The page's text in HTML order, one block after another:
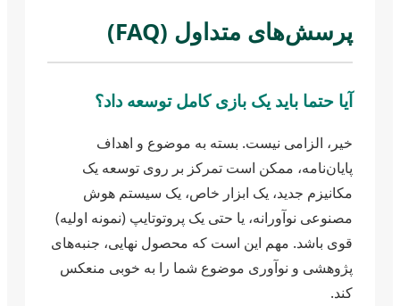
پرسش‌های متداول (FAQ)
آیا حتما باید یک بازی کامل توسعه داد؟
خیر، الزامی نیست. بسته به موضوع و اهداف
پایان‌نامه، ممکن است تمرکز بر روی توسعه یک
مکانیزم جدید، یک ابزار خاص، یک سیستم هوش
مصنوعی نوآورانه، یا حتی یک پروتوتایپ (نمونه اولیه)
قوی باشد. مهم این است که محصول نهایی، جنبه‌های
پژوهشی و نوآوری موضوع شما را به خوبی منعکس
کند.